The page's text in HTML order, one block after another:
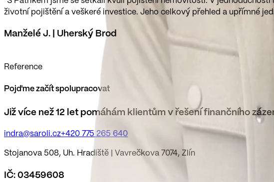
životní pojištění a veškeré investice. Jeho celkový přehled a upřímné
Manželé J. | Uherský Brod
Reference
Pojďme začít spolupracovat
Již více než 12 let pomáhám klientům v řešení finančního
indra@saroli.cz+420 775 265 640
Stojanova 508, Uh. Hradiště | Vavrečkova 7074, Zlín
IČ: 03459608